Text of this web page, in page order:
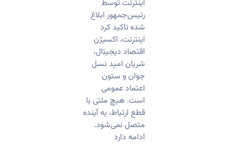
اینترنت توسط
رئیس‌جمهور ابلاغ
شده تاکید کرد
اینترنت، اکسیژن
اقتصاد دیجیتال،
شریان امید نسل
جوان و ستون
اعتماد عمومی
است. هیچ ملتی با
قطع ارتباط، به آینده
متصل نمی‌شود.
ادامه دارد